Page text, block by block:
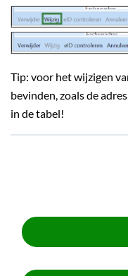
Tip: voor het wijzigen
bevinden, zoals de
in de tabel!